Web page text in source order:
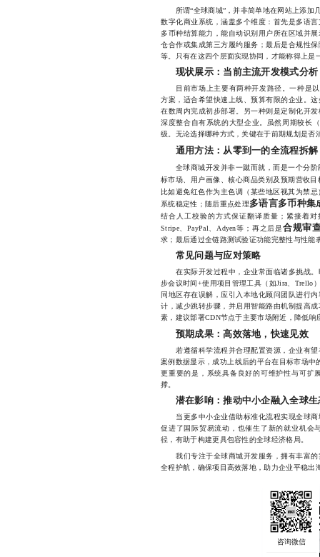
所谓“全球商城”，并非简单地在网站上添加
数字化商业系统，涵盖多个维度：首先是多语
多币种结算能力，能自动识别用户所在区域并
仓合作或集成第三方履约服务；最后是合规性
等。只有在这四个层面实现协同，才能称得上是
现状展示：当前主流开发模式分析
目前市场上主要有两种开发路径。一种是以
方案，适合希望快速上线、预算有限的企业。
在数周内完成初步部署。另一种则是定制化开
深度整合自有系统的大型企业。虽然周期较长
级。无论选择哪种方式，关键在于前期规划是否
通用方法：从零到一的全流程拆解
全球商城开发并非一蹴而就，而是一个分阶
标市场、用户画像、核心商品类别及预期营收目
比如避免红色作为主色调（某些地区视其为禁忌
系统稳定性；随后重点处理多语言多币种集
结合人工校验的方式保证翻译质量；紧接着对
Stripe、PayPal、Adyen等；再之后是合规审
求；最后通过全链路测试验证功能完整性与性能
常见问题与应对策略
在实际开发过程中，企业常面临诸多挑战。
步会议时间+使用项目管理工具（如Jira、Trello
同地区存在误解，应引入本地化顾问团队进行
计，减少跳转步骤，并启用智能路由机制提高
素，建议部署CDN节点于主要市场附近，降低响
预期成果：高效落地，快速见效
若遵循科学流程并合理配置资源，企业有望
案例数据显示，成功上线后的平台在目标市场中
更重要的是，系统具备良好的可维护性与可扩
撑。
潜在影响：推动中小企融入全球生
当更多中小企业借助标准化流程实现全球商
促进了国际贸易流动，也催生了新的就业机会
径，有助于构建更具包容性的全球经济格局。
我们专注于全球商城开发服务，拥有丰富的
全程护航，确保项目高效落地，助力企业平稳出